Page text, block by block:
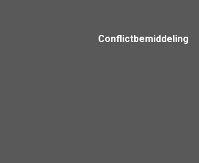
Conflictbemiddeling